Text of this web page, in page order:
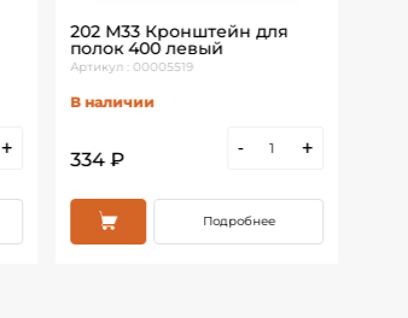
+
202 М33 Кронштейн для
полок 400 левый
Артикул : 00005519
В наличии
334 ₽
- +
Подробнее